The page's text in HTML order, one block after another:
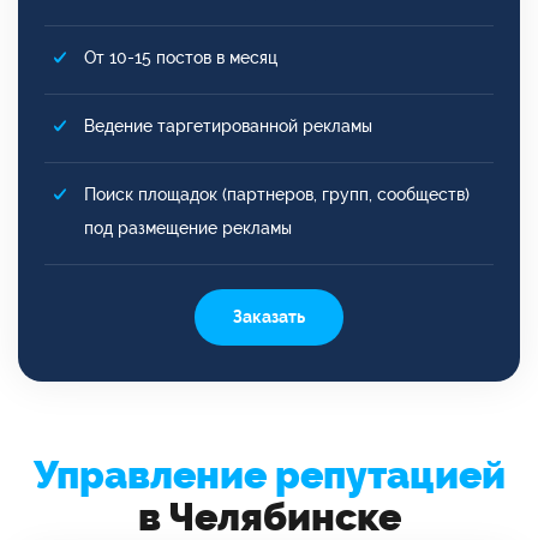
От 10-15 постов в месяц
Ведение таргетированной рекламы
Поиск площадок (партнеров, групп, сообществ)
под размещение рекламы
Заказать
Управление репутацией
в Челябинске